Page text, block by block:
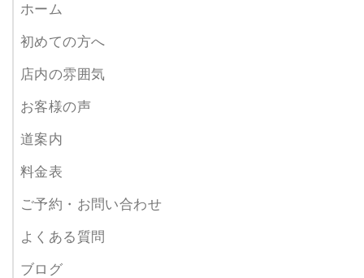
ホーム
初めての方へ
店内の雰囲気
お客様の声
道案内
料金表
ご予約・お問い合わせ
よくある質問
ブログ